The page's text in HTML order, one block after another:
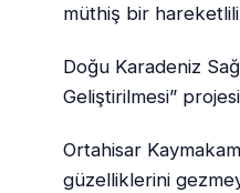
müthiş bir
Doğu Karadeniz
Geliştirilmesi”
Ortahisar
güzelliklerini